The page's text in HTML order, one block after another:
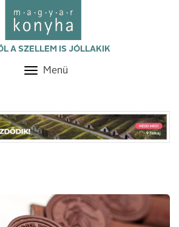
A SZELLEM IS JÓLLAKIK
Toggle
Menü